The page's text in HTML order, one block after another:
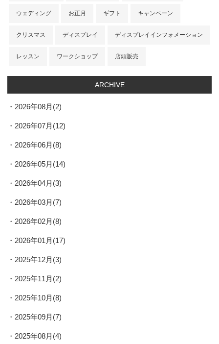
ウェディング お正月 ギフト キャンペーン
クリスマス ディスプレイ ディスプレイインフォメーション
レッスン ワークショップ 店頭販売
ARCHIVE
2026年08月(2)
2026年07月(12)
2026年06月(8)
2026年05月(14)
2026年04月(3)
2026年03月(7)
2026年02月(8)
2026年01月(17)
2025年12月(3)
2025年11月(2)
2025年10月(8)
2025年09月(7)
2025年08月(4)